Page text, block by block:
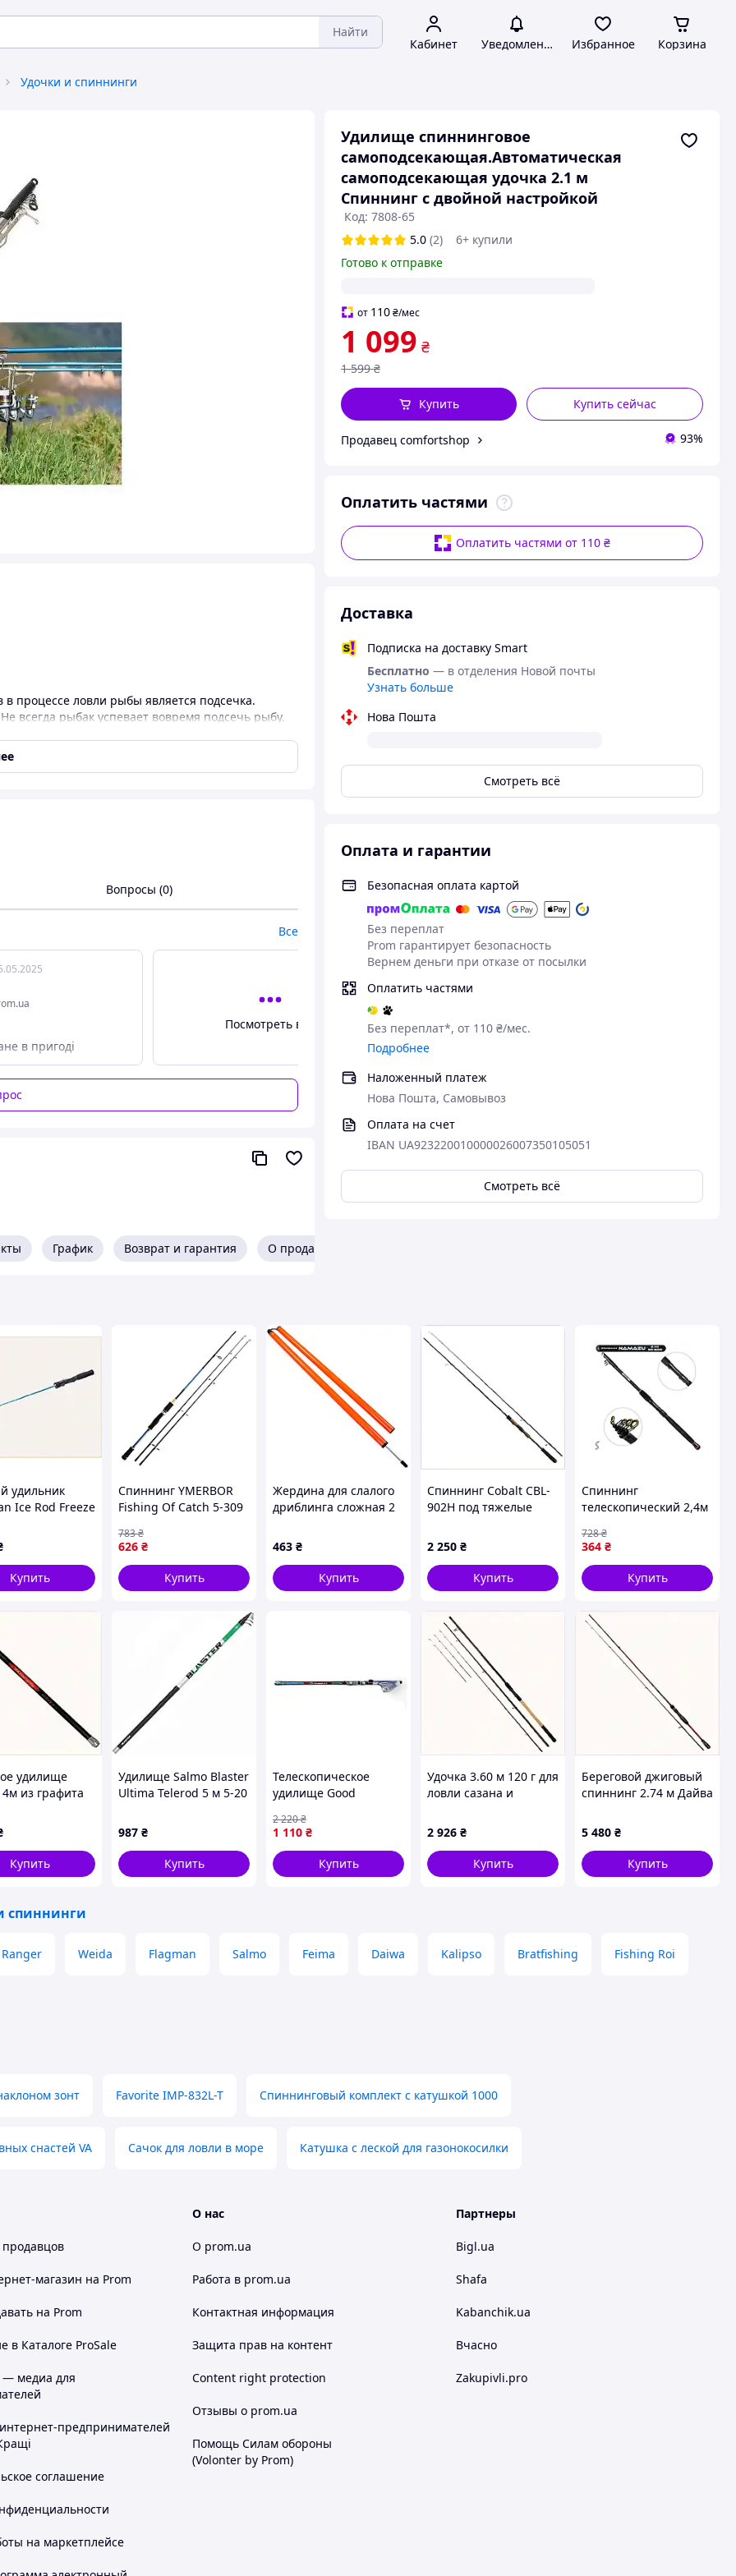
Найти
Кабинет Уведомления Избранное Корзина
Удочки и спиннинги
Удилище спиннинговое
самоподсекающая.Автоматическая
самоподсекающая удочка 2.1 м
Спиннинг с двойной настройкой
Код: 7808-65
5.0 (2)
6+ купили
Готово к отправке
от 110 ₴/мес
1 099 ₴
1 599 ₴
Купить сейчас
Купить
Продавец comfortshop 93%
Оплатить частями
Оплатить частями от 110 ₴
Доставка
Подписка на доставку Smart
Бесплатно — в отделения Новой почты
Узнать больше
Нова Пошта
Смотреть всё
Оплата и гарантии
Безопасная оплата картой
Без переплат
Prom гарантирует безопасность
Вернем деньги при отказе от посылки
Оплатить частями
Без переплат*, от 110 ₴/мес.
Подробнее
Наложенный платеж
Нова Пошта, Самовывоз
Оплата на счет
IBAN UA923220010000026007350105051
Смотреть всё
процессе ловли рыбы является подсечка.
всегда рыбак успевает вовремя подсечь рыбу.
можно и облегчить задачу! Поможет так
Вопросы (0)
Все
в пригоді
Посмотреть все
График Возврат и гарантия О продавце
удильник
Ice Rod Freeze
Купить
Спиннинг YMERBOR
Fishing Of Catch 5-309
626 ₴
783₴
Купить
Жердина для слалого
дриблинга сложная 2
0818 цветов в
ассортименте
463 ₴
Купить
Спиннинг Cobalt CBL-
902H под тяжелые
E7413K03B1
2 250 ₴
Купить
Спиннинг
телескопический 2,4м
рыбалки легкий и
прочный удилище для
ловли рыбы
364 ₴
728₴
Купить
удилище
из графита
Купить
Удилище Salmo Blaster
Ultima Telerod 5 м 5-20
987 ₴
Купить
Телескопическое
удилище Good
для рыбалки прочное
и легкое для ловли на
водоеме
1 110 ₴
2 220₴
Купить
Удочка 3.60 м 120 г для
ловли сазана и
K6T488385B
2 926 ₴
Купить
Береговой джиговый
спиннинг 2.74 м Дайва
5 480 ₴
Купить
спиннинги
Ranger Weida Flagman Salmo Feima Daiwa Kalipso Bratfishing Fishing Roi
зонт Favorite IMP-832L-T Спиннинговый комплект с катушкой 1000
снастей VA Сачок для ловли в море Катушка с леской для газонокосилки
магазин на Prom
на Prom
в Каталоге ProSale
— медиа для
предпринимателей
соглашение
на маркетплейсе
О нас
О prom.ua
Работа в prom.ua
Контактная информация
Защита прав на контент
Content right protection
Отзывы о prom.ua
Помощь Силам обороны
(Volonter by Prom)
Партнеры
Bigl.ua
Shafa
Kabanchik.ua
Вчасно
Zakupivli.pro